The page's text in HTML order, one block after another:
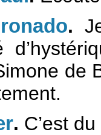
.
de
. C’est